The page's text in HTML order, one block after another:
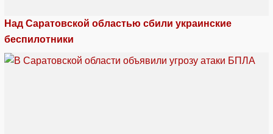
Над Саратовской областью сбили украинские
беспилотники